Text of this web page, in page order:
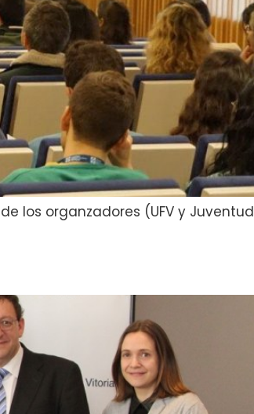
los organzadores (UFV y Juventud